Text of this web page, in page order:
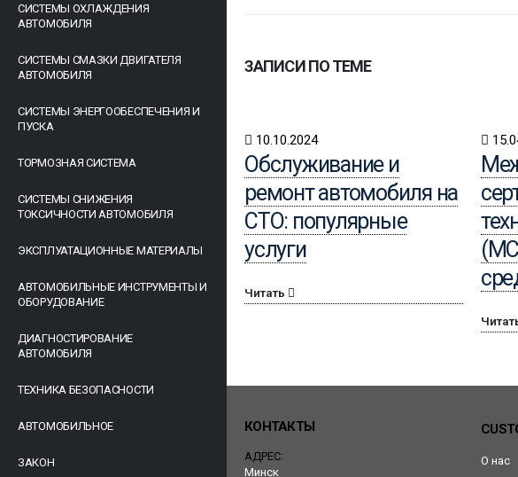
СИСТЕМЫ ОХЛАЖДЕНИЯ
АВТОМОБИЛЯ
СИСТЕМЫ СМАЗКИ ДВИГАТЕЛЯ
АВТОМОБИЛЯ
СИСТЕМЫ ЭНЕРГООБЕСПЕЧЕНИЯ И
ПУСКА
ТОРМОЗНАЯ СИСТЕМА
СИСТЕМЫ СНИЖЕНИЯ
ТОКСИЧНОСТИ АВТОМОБИЛЯ
ЭКСПЛУАТАЦИОННЫЕ МАТЕРИАЛЫ
АВТОМОБИЛЬНЫЕ ИНСТРУМЕНТЫ И
ОБОРУДОВАНИЕ
ДИАГНОСТИРОВАНИЕ
АВТОМОБИЛЯ
ТЕХНИКА БЕЗОПАСНОСТИ
АВТОМОБИЛЬНОЕ
ЗАКОН
ЗАПИСИ ПО ТЕМЕ
10.10.2024
Обслуживание и
ремонт автомобиля на
СТО: популярные
услуги
Читать
КОНТАКТЫ
АДРЕС:
Минск
О нас